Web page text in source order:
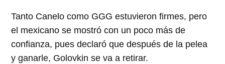
Tanto Canelo como GGG estuvieron firmes, pero
el mexicano se mostró con un poco más de
confianza, pues declaró que después de la pelea
y ganarle, Golovkin se va a retirar.